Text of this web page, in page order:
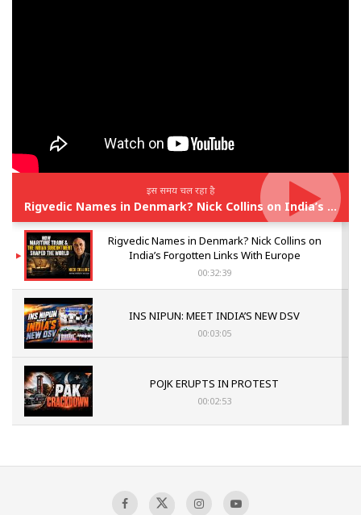
इस समय चल रहा है
Rigvedic Names in Denmark? Nick Collins on India’s Forgotten Links With Europe
Rigvedic Names in Denmark? Nick Collins on
India’s Forgotten Links With Europe
00:32:39
INS NIPUN: MEET INDIA’S NEW DSV
00:03:05
POJK ERUPTS IN PROTEST
00:02:53
Sagar